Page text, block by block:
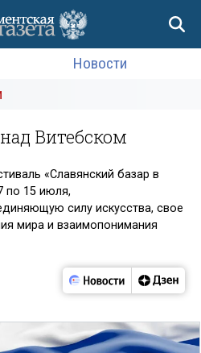
Новости
Витебском
«Славянский базар в
по 15 июля,
силу искусства, свое
мира и взаимопонимания